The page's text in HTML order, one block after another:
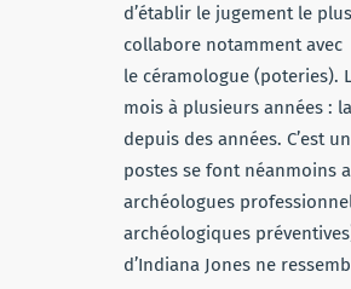
d’établir le jugement le
collabore notamment
le céramologue (poteries).
mois à plusieurs années :
depuis des années. C’est
postes se font néanmoins
archéologues
archéologiques
d’Indiana Jones ne